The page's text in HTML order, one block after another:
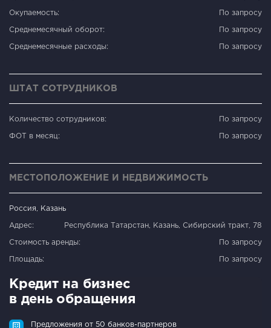
Окупаемость: По запросу
Среднемесячный оборот: По запросу
Среднемесячные расходы: По запросу
ШТАТ СОТРУДНИКОВ
Количество сотрудников: По запросу
ФОТ в месяц: По запросу
МЕСТОПОЛОЖЕНИЕ И НЕДВИЖИМОСТЬ
Россия, Казань
Адрес: Республика Татарстан, Казань, Сибирский тракт, 78
Стоимость аренды: По запросу
Площадь: По запросу
Кредит на бизнес
в день обращения
Предложения от 50 банков-партнеров